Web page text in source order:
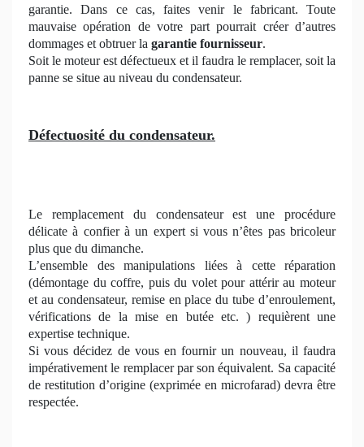
garantie. Dans ce cas, faites venir le fabricant. Toute
mauvaise opération de votre part pourrait créer d’autres
dommages et obtruer la garantie fournisseur.
Soit le moteur est défectueux et il faudra le remplacer, soit la
panne se situe au niveau du condensateur.
Défectuosité du condensateur.
Le remplacement du condensateur est une procédure
délicate à confier à un expert si vous n’êtes pas bricoleur
plus que du dimanche.
L’ensemble des manipulations liées à cette réparation
(démontage du coffre, puis du volet pour attérir au moteur
et au condensateur, remise en place du tube d’enroulement,
vérifications de la mise en butée etc. ) requièrent une
expertise technique.
Si vous décidez de vous en fournir un nouveau, il faudra
impérativement le remplacer par son équivalent. Sa capacité
de restitution d’origine (exprimée en microfarad) devra être
respectée.